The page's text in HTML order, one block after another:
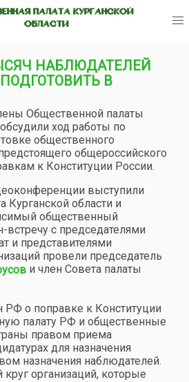
ПАЛАТА КУРГАНСКОЙ
ОБЛАСТИ
НАБЛЮДАТЕЛЕЙ
В
Общественной палаты
ход работы по
общественного
общероссийского
к Конституции России.
выступили
Курганской области и
общественный
встречу с председателями
и представителями
провели председатель
и член Совета палаты
РФ о поправке к Конституции
палату РФ и общественные
правом приема
для назначения
назначения наблюдателей.
организаций, которые